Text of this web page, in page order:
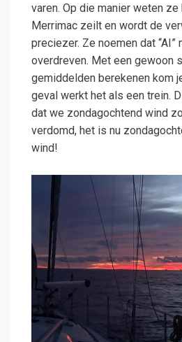
varen. Op die manier weten ze
Merrimac zeilt en wordt de
preciezer. Ze noemen dat “AI”
overdreven. Met een gewoon
gemiddelden berekenen kom
geval werkt het als een trein.
dat we zondagochtend wind
verdomd, het is nu
wind!